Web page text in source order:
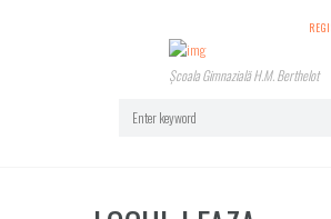
Școala Gimnazială H.M. Berthelot